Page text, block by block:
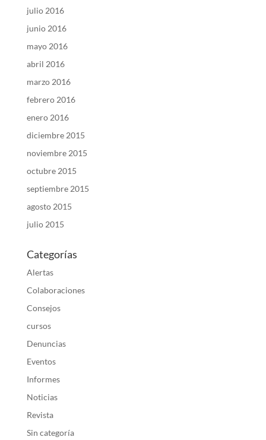
julio 2016
junio 2016
mayo 2016
abril 2016
marzo 2016
febrero 2016
enero 2016
diciembre 2015
noviembre 2015
octubre 2015
septiembre 2015
agosto 2015
julio 2015
Categorías
Alertas
Colaboraciones
Consejos
cursos
Denuncias
Eventos
Informes
Noticias
Revista
Sin categoría